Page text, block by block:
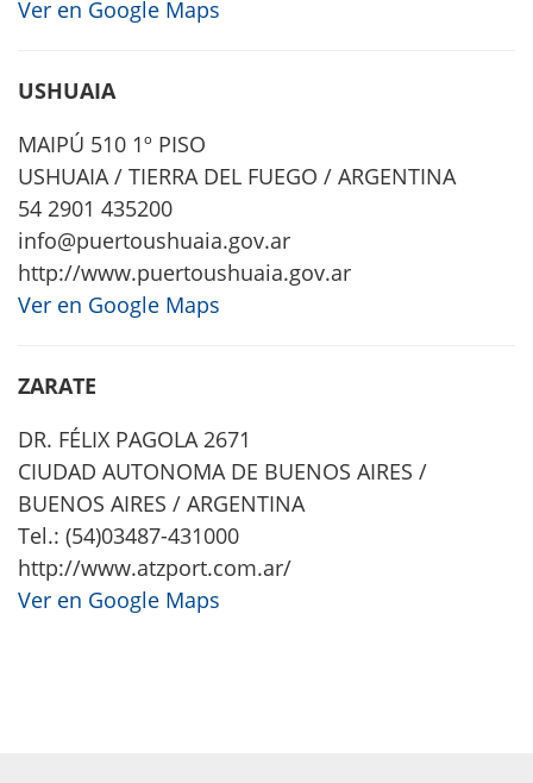
Ver en Google Maps
USHUAIA
MAIPÚ 510 1º PISO
USHUAIA / TIERRA DEL FUEGO / ARGENTINA
54 2901 435200
info@puertoushuaia.gov.ar
http://www.puertoushuaia.gov.ar
Ver en Google Maps
ZARATE
DR. FÉLIX PAGOLA 2671
CIUDAD AUTONOMA DE BUENOS AIRES /
BUENOS AIRES / ARGENTINA
Tel.: (54)03487-431000
http://www.atzport.com.ar/
Ver en Google Maps